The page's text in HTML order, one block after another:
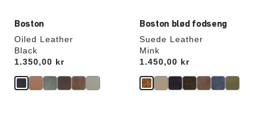
Boston
Oiled Leather
Black
Price:
1.350,00 kr
Boston blød fodseng
Suede Leather
Mink
Price:
1.450,00 kr